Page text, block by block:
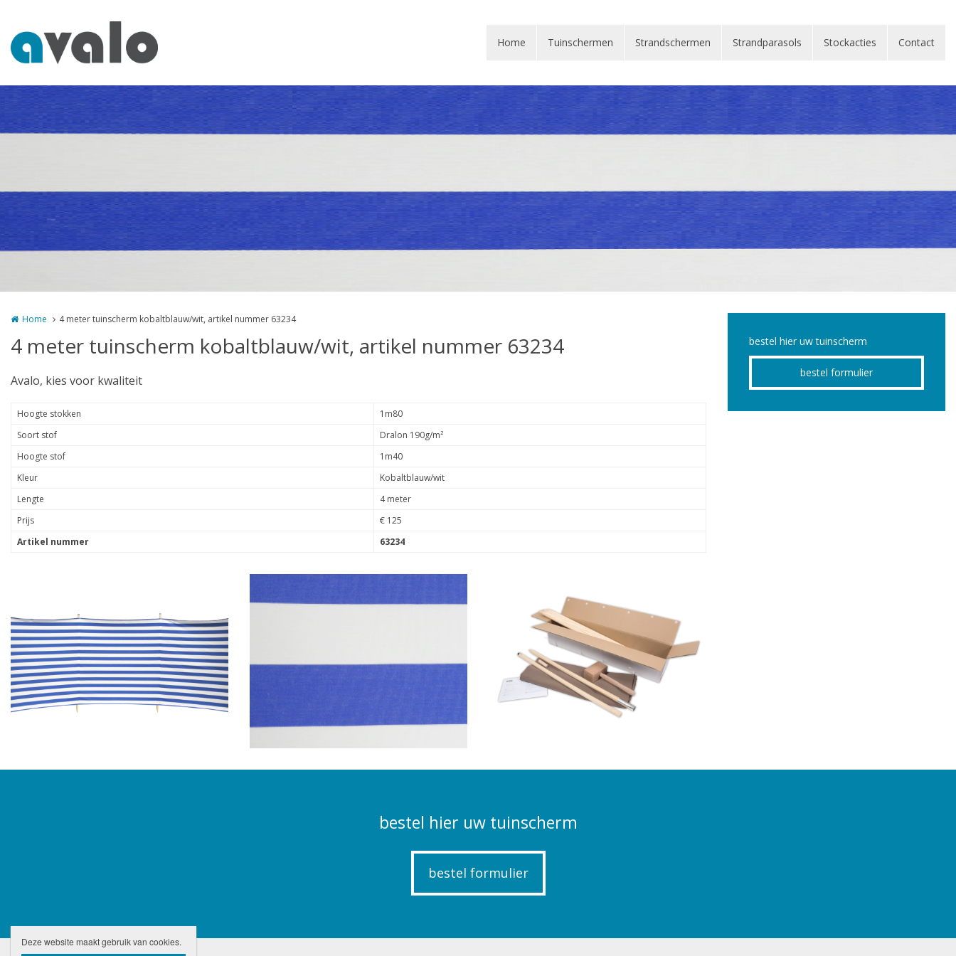
Home Tuinschermen Strandschermen Strandparasols Stockacties Contact
Home 4 meter tuinscherm kobaltblauw/wit, artikel nummer 63234
4 meter tuinscherm kobaltblauw/wit, artikel nummer 63234
Avalo, kies voor kwaliteit
Hoogte stokken
1m80
Soort stof
Dralon 190g/m²
Hoogte stof
1m40
Kleur
Kobaltblauw/wit
Lengte
4 meter
Prijs
€ 125
Artikel nummer
63234
bestel hier uw tuinscherm
bestel formulier
bestel hier uw tuinscherm
bestel formulier
Home Tuinschermen Strandschermen Strandparasols Stockacties Contact
Deze website maakt gebruik van cookies.